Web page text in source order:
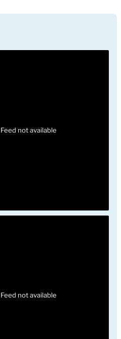
Feed not available
Feed not available